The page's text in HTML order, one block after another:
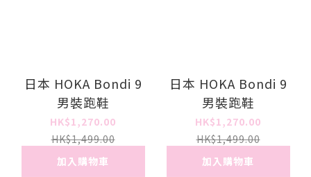
日本 HOKA Bondi 9
男裝跑鞋
HK$1,270.00
HK$1,499.00
加入購物車
日本 HOKA Bondi 9
男裝跑鞋
HK$1,270.00
HK$1,499.00
加入購物車